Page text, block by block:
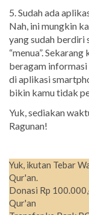
5. Sudah ada
Nah, ini mungkin
yang sudah
“menua”.
beragam
di aplikasi
bikin kamu tidak
Yuk, sediakan
Ragunan!
Yuk, ikutan Tebar
Qur'an.
Donasi Rp
Qur'an